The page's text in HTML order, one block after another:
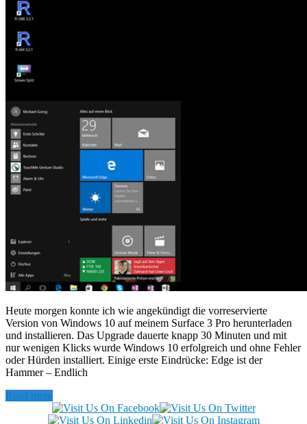
Heute morgen konnte ich wie angekündigt die vorreservierte
Version von Windows 10 auf meinem Surface 3 Pro herunterladen
und installieren. Das Upgrade dauerte knapp 30 Minuten und mit
nur wenigen Klicks wurde Windows 10 erfolgreich und ohne Fehler
oder Hürden installiert. Einige erste Eindrücke: Edge ist der
Hammer – Endlich
Read more